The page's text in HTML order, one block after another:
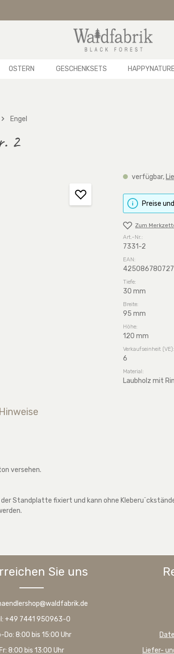
OSTERN GESCHENKSETS
Engel
2
verfügbar,
Preise
Zum
Art.-Nr.:
7331-2
EAN:
Tiefe:
30 mm
Breite:
95 mm
Höhe:
120 mm
Verkaufseinheit (VE):
6
Material:
Laubholz mit
versehen.
Standplatte fixiert und kann ohne
Sie uns
+49 7441 950963-0
Do: 8:00 bis 15:00 Uhr
Fr: 8:00 bis 13:00 Uhr
Liefer-